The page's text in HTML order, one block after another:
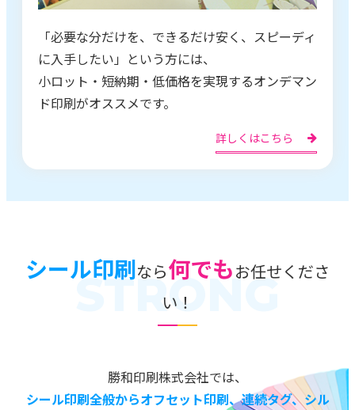
「必要な分だけを、できるだけ安く、スピーディ
に入手したい」という方には、
小ロット・短納期・低価格を実現するオンデマン
ド印刷がオススメです。
詳しくはこちら
STRONG
シール印刷なら何でもお任せくださ
い！
勝和印刷株式会社では、
シール印刷全般からオフセット印刷、連続タグ、シル